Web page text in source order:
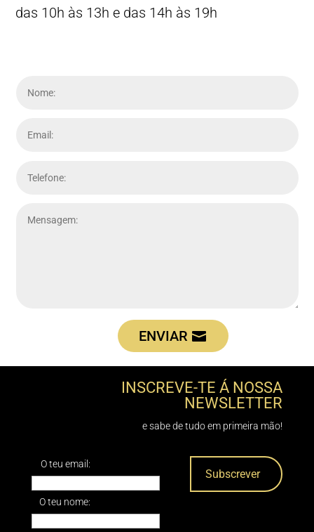
das 10h às 13h e das 14h às 19h
ENVIAR
INSCREVE-TE Á NOSSA
NEWSLETTER
e sabe de tudo em primeira mão!
O teu email:
O teu nome: